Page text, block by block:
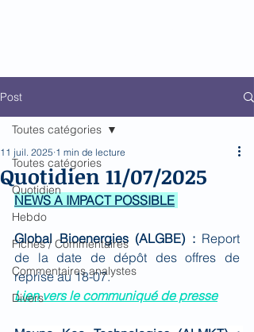
Post
Toutes catégories
Quotidien
Hebdo
Fiches / Commentaires
Commentaires analystes
Divers
Toutes catégories
Quotidien 11/07/2025
11 juil. 2025 1 min de lecture
NEWS A IMPACT POSSIBLE
Global Bioenergies (ALGBE) : Report
de la date de dépôt des offres de
reprise au 18-07.
Lien vers le communiqué de presse